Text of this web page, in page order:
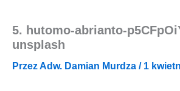
5. hutomo-abrianto-
unsplash
PrzezAdw. Damian Murdza / 1